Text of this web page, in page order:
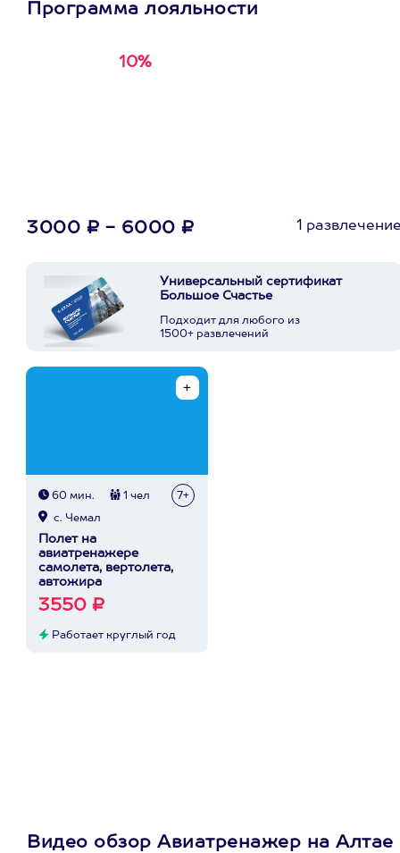
Программа лояльности
10%
3000 ₽ - 6000 ₽ 1
Универсальный сертификат
Большое Счастье
Подходит для любого из
1500+ развлечений
60 мин. 1 чел 7+
с. Чемал
Полет на
авиатренажере
самолета, вертолета,
автожира
3550 ₽
Работает круглый год
Видео обзор Авиатренажер на Алтае